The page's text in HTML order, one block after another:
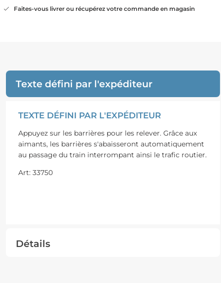
Faites-vous livrer ou récupérez votre commande en magasin
Texte défini par l'expéditeur
TEXTE DÉFINI PAR L'EXPÉDITEUR
Appuyez sur les barrières pour les relever. Grâce aux
aimants, les barrières s'abaisseront automatiquement
au passage du train interrompant ainsi le trafic routier.
Art: 33750
Détails